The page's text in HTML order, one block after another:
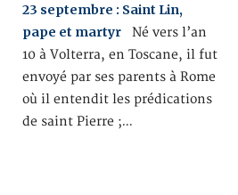
23 septembre : Saint Lin,
pape et martyr Né vers l’an
10 à Volterra, en Toscane, il fut
envoyé par ses parents à Rome
où il entendit les prédications
de saint Pierre ;…